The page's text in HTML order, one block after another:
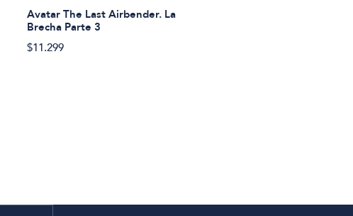
Avatar The Last Airbender. La
Brecha Parte 3
$11.299